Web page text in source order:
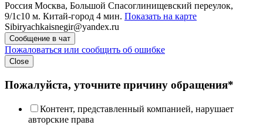
Россия Москва, Большой Спасоглинищевский переулок,
9/1с10 м. Китай-город 4 мин. Показать на карте
Sibiryachkaisnegir@yandex.ru
Сообщение в чат
Пожаловаться или сообщить об ошибке
Close
Пожалуйста, уточните причину обращения*
Контент, представленный компанией, нарушает
авторские права